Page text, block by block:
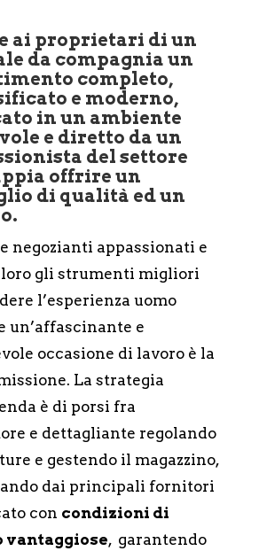
ai proprietari di un
da compagnia un
completo,
e moderno,
in un ambiente
e diretto da un
del settore
offrire un
di qualità ed un
negozianti appassionati e
gli strumenti migliori
l’esperienza uomo
un’affascinante e
occasione di lavoro è la
La strategia
è di porsi fra
e dettagliante regolando
e gestendo il magazzino,
dai principali fornitori
con condizioni di
vantaggiose, garantendo